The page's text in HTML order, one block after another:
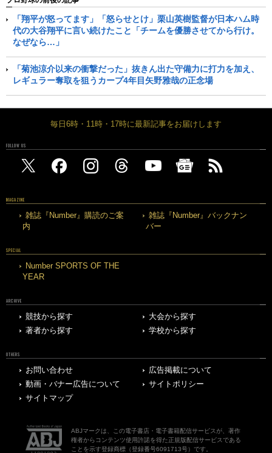
「翔平が怒ってます」「怒らせとけ」栗山英樹監督が日本ハム時
代の大谷翔平に言い続けたこと「チームを優勝させてから行け。
なぜなら…」
「菊池涼介以来の衝撃だった」抜きん出た守備力に打力を加え、
レギュラー奪取を狙うカープ4年目矢野雅哉の正念場
毎日6時・11時・17時に最新記事をお届けします
FOLLOW US
MAGAZINE
雑誌『Number』購読のご案
内
雑誌『Number』バックナン
バー
SPECIAL
Number SPORTS OF THE
YEAR
ARCHIVE
競技から探す
大会から探す
著者から探す
学校から探す
OTHERS
お問い合わせ
広告掲載について
動画・バナー広告について
サイトポリシー
サイトマップ
ABJマークは、この電子書店・電子書籍配信サービスが、著作
権者からコンテンツ使用許諾を得た正規版配信サービスである
ことを示す登録商標（登録番号6091713号）です。